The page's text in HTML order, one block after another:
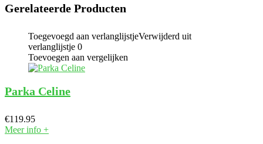
Gerelateerde Producten
Toegevoegd aan verlanglijstjeVerwijderd uit
verlanglijstje 0
Toevoegen aan vergelijken
Parka Celine
€119.95
Meer info +